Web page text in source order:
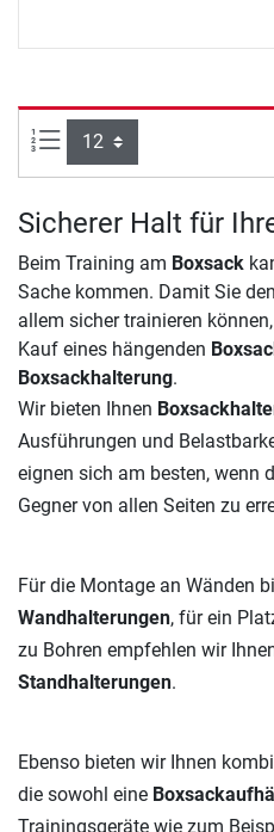
Artikel pro Seite:
Sicherer Halt für
Beim Training am Boxsack
Sache kommen. Damit Sie
allem sicher trainieren
Kauf eines hängenden
Boxsackhalterung.
Wir bieten Ihnen
Ausführungen und
eignen sich am besten, wenn
Gegner von allen Seiten zu
Für die Montage an Wänden
Wandhalterungen, für ein
zu Bohren empfehlen wir
Standhalterungen.
Ebenso bieten wir Ihnen
die sowohl eine
Trainingsgeräte wie zum